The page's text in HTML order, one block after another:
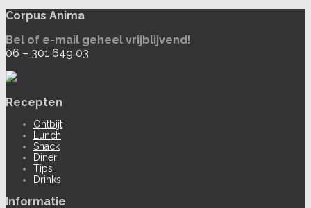
Corpus Anima
Bel of e-mail geheel vrijblijvend!
06 – 301 649 03
Recepten
Ontbijt
Lunch
Snack
Diner
Tips
Drinks
Informatie